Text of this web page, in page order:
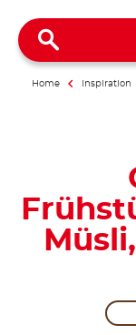
Home Inspiration